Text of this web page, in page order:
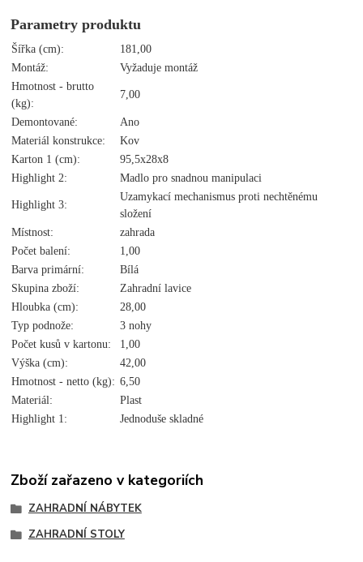
Parametry produktu
Šířka (cm):
181,00
Montáž:
Vyžaduje montáž
Hmotnost - brutto
(kg):
7,00
Demontované:
Ano
Materiál konstrukce:
Kov
Karton 1 (cm):
95,5x28x8
Highlight 2:
Madlo pro snadnou manipulaci
Highlight 3:
Uzamykací mechanismus proti nechtěnému
složení
Místnost:
zahrada
Počet balení:
1,00
Barva primární:
Bílá
Skupina zboží:
Zahradní lavice
Hloubka (cm):
28,00
Typ podnože:
3 nohy
Počet kusů v kartonu:
1,00
Výška (cm):
42,00
Hmotnost - netto (kg): 6,50
Materiál:
Plast
Highlight 1:
Jednoduše skladné
Zboží zařazeno v kategoriích
ZAHRADNÍ NÁBYTEK
ZAHRADNÍ STOLY